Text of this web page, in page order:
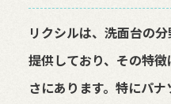
リクシルは、洗面台の
提供しており、その特
さにあります。特にパ